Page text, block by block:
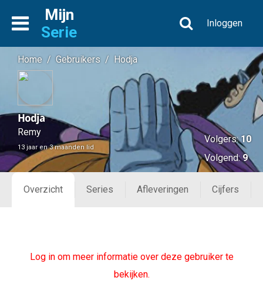
Mijn
Serie
Inloggen
Home /Gebruikers / Hodja
Hodja
Remy
13 jaar en 3 maanden lid
Volgers:10
Volgend:9
Overzicht Series Afleveringen Cijfers
Log in om meer informatie over deze gebruiker te
bekijken.